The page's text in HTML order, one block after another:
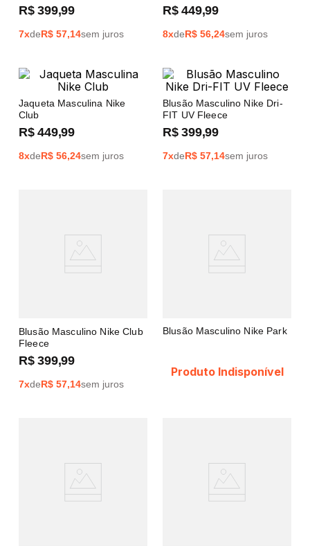
R$ 399,99
7xdeR$ 57,14sem juros
R$ 449,99
8xdeR$ 56,24sem juros
Jaqueta Masculina Nike
Club
R$ 449,99
8xdeR$ 56,24sem juros
Blusão Masculino Nike Dri-
FIT UV Fleece
R$ 399,99
7xdeR$ 57,14sem juros
Blusão Masculino Nike Club
Fleece
R$ 399,99
7xdeR$ 57,14sem juros
Blusão Masculino Nike Park
Produto Indisponível